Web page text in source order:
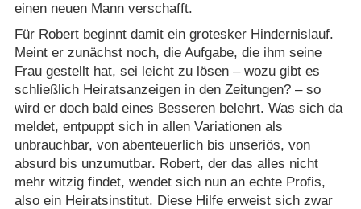
einen neuen Mann verschafft.
Für Robert beginnt damit ein grotesker Hindernislauf.
Meint er zunächst noch, die Aufgabe, die ihm seine
Frau gestellt hat, sei leicht zu lösen – wozu gibt es
schließlich Heiratsanzeigen in den Zeitungen? – so
wird er doch bald eines Besseren belehrt. Was sich da
meldet, entpuppt sich in allen Variationen als
unbrauchbar, von abenteuerlich bis unseriös, von
absurd bis unzumutbar. Robert, der das alles nicht
mehr witzig findet, wendet sich nun an echte Profis,
also ein Heiratsinstitut. Diese Hilfe erweist sich zwar